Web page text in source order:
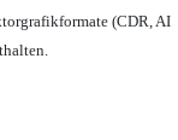
(CDR, AI